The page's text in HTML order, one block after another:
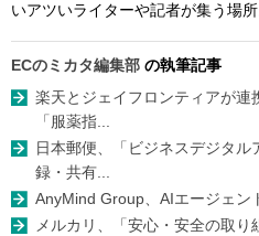
いアツいライターや記者が集う場所
ECのミカタ編集部 の執筆記事
楽天とジェイフロンティアが連
「服薬指...
日本郵便、「ビジネスデジタ
録・共有...
AnyMind Group、AIエージェン
メルカリ、「安心・安全の取り